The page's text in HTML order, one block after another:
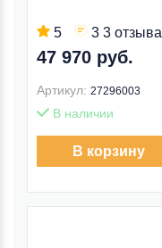
5 3 3 отзыва
47 970 руб.
Артикул: 27296003
В наличии
В корзину